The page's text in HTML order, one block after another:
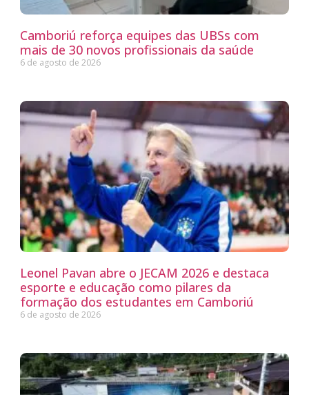
Camboriú reforça equipes das UBSs com
mais de 30 novos profissionais da saúde
6 de agosto de 2026
Leonel Pavan abre o JECAM 2026 e destaca
esporte e educação como pilares da
formação dos estudantes em Camboriú
6 de agosto de 2026